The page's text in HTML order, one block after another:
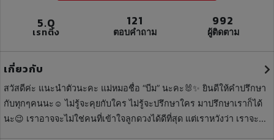
5.0
เรทติ้ง
121
ตอบคำถาม
992
ผู้ติดตาม
เกี่ยวกับ
สวัสดีค่ะ แนะนำตัวนะคะ แม่หมอชื่อ “บีม” นะคะ🐰✨ ยินดีให้คำปรึกษา
กับทุกๆคนนะ☺️ ไม่รู้จะคุยกับใคร ไม่รู้จะปรึกษาใคร มาปรึกษาเราก็ได้
นะ😉 เราอาจจะไม่ใช่คนที่เข้าใจลูกดวงได้ดีที่สุด แต่เราหวังว่า เราจะได้